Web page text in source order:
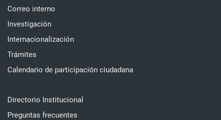
Correo interno
Investigación
Internacionalización
Trámites
Calendario de participación ciudadana
Directorio Institucional
Preguntas frecuentes